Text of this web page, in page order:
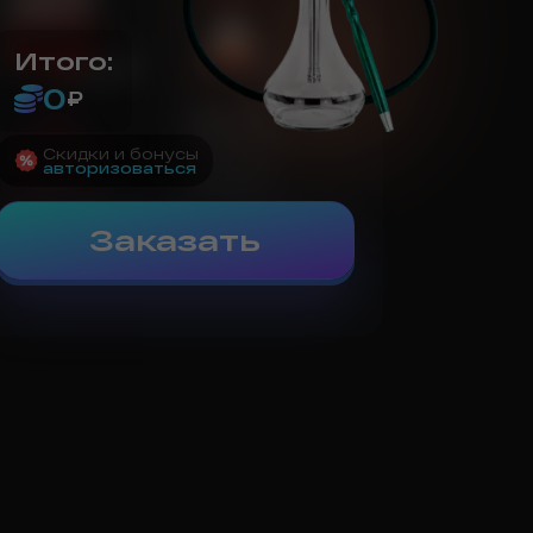
Cube
1 995 ₽/сут.
Выбрать
OpenAir
1 495
Выбрать
Итого:
0₽
Скидки и бонусы
авторизоваться
Заказать